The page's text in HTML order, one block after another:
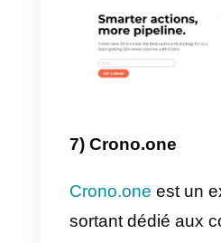
ont besoin
leur permette
facilement
Lorsqu’il
cloud,Aircall